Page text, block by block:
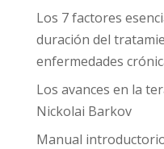
Los 7 factores
duración del
enfermedades
Los avances en la
Nickolai Barkov
Manual